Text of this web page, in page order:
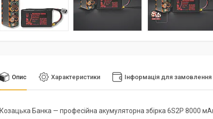
Опис Характеристики Інформація для замовлення
Козацька Банка — професійна акумуляторна збірка 6S2P 8000